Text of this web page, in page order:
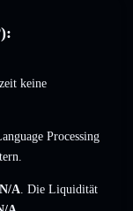
keine
Processing
N/A. Die Liquidität